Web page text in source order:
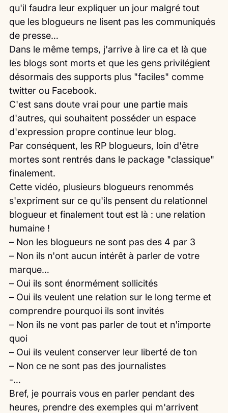
qu'il faudra leur expliquer un jour malgré tout
que les blogueurs ne lisent pas les communiqués
de presse…
Dans le même temps, j'arrive à lire ca et là que
les blogs sont morts et que les gens privilégient
désormais des supports plus "faciles" comme
twitter ou Facebook.
C'est sans doute vrai pour une partie mais
d'autres, qui souhaitent posséder un espace
d'expression propre continue leur blog.
Par conséquent, les RP blogueurs, loin d'être
mortes sont rentrés dans le package "classique"
finalement.
Cette vidéo, plusieurs blogueurs renommés
s'expriment sur ce qu'ils pensent du relationnel
blogueur et finalement tout est là : une relation
humaine !
– Non les blogueurs ne sont pas des 4 par 3
– Non ils n'ont aucun intérêt à parler de votre
marque…
– Oui ils sont énormément sollicités
– Oui ils veulent une relation sur le long terme et
comprendre pourquoi ils sont invités
– Non ils ne vont pas parler de tout et n'importe
quoi
– Oui ils veulent conserver leur liberté de ton
– Non ce ne sont pas des journalistes
-…
Bref, je pourrais vous en parler pendant des
heures, prendre des exemples qui m'arrivent